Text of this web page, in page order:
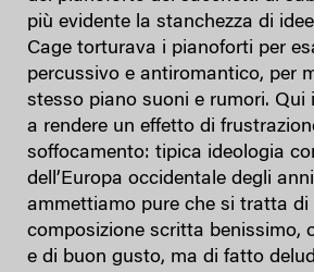
più evidente la stanchezza di
Cage torturava i pianoforti per
percussivo e antiromantico, per
stesso piano suoni e rumori. Qui
a rendere un effetto di
soffocamento: tipica ideologia
dell’Europa occidentale degli
ammettiamo pure che si tratta di
composizione scritta benissimo,
e di buon gusto, ma di fatto